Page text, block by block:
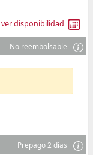
ver disponibilidad
No reembolsable
Prepago 2 días